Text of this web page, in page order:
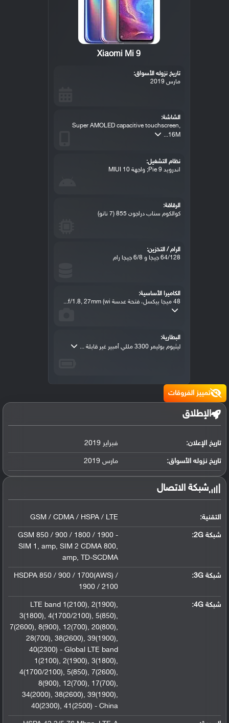
Xiaomi Mi 9
تاريخ نزوله الأسواق:
مارس 2019
الشاشة:
Super AMOLED capacitive touchscreen,
16M...
نظام التشغيل:
اندرويد 9 Pie; واجهة MIUI 10
الرقاقة:
كوالكوم سناب دراجون 855 (7 نانو)
الرام / التخزين:
64/128 جيجا و 6/8 جيجا رام
الكاميرا الأساسية:
48 ميجا بيكسل، فتحة عدسة f/1.8, 27mm (wi...
البطارية:
ليثيوم بوليمر 3300 مللي أمبير غير قابلة ...
تمييز الفروقات
الإطلاق
تاريخ الإعلان: فبراير 2019
تاريخ نزوله الأسواق: مارس 2019
شبكة الاتصال
التقنية: GSM / CDMA / HSPA / LTE
شبكة 2G:
GSM 850 / 900 / 1800 / 1900 -
SIM 1 , amp, SIM 2 CDMA 800,
amp, TD-SCDMA
شبكة 3G :
HSDPA 850 / 900 / 1700(AWS) /
1900 / 2100
شبكة 4G :
LTE band 1(2100), 2(1900),
3(1800), 4(1700/2100), 5(850),
7(2600), 8(900), 12(700), 20(800),
28(700), 38(2600), 39(1900),
40(2300) - Global LTE band
1(2100), 2(1900), 3(1800),
4(1700/2100), 5(850), 7(2600),
8(900), 12(700), 17(700),
34(2000), 38(2600), 39(1900),
40(2300), 41(2500) - China